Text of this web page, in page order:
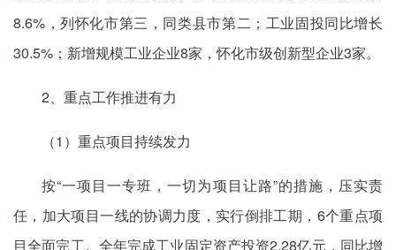
8.6%，列怀化市第三，同类县市第二；工业固投同比增长
30.5%；新增规模工业企业8家，怀化市级创新型企业3家。
2、重点工作推进有力
（1）重点项目持续发力
按“一项目一专班，一切为项目让路”的措施，压实责
任，加大项目一线的协调力度，实行倒排工期，6个重点项
目全面完工。全年完成工业固定资产投资2.28亿元，同比增